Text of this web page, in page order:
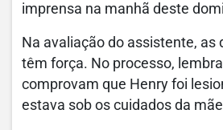
imprensa na manhã deste
Na avaliação do assistente, as
têm força. No processo,
comprovam que Henry foi
estava sob os cuidados da